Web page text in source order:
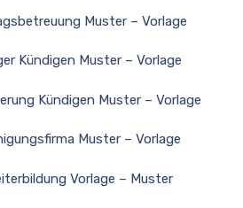
Muster – Vorlage
Kündigen Muster – Vorlage
Kündigen Muster – Vorlage
Muster – Vorlage
Vorlage – Muster